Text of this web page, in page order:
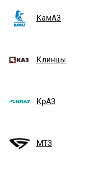
КамАЗ
Клинцы
КрАЗ
МТЗ